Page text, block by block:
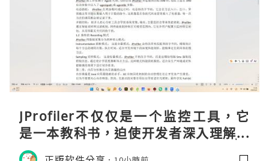
JProfiler不仅仅是一个监控工具，它
是一本教科书，迫使开发者深入理解JV
M的内存模型、垃圾回收机制和并发原